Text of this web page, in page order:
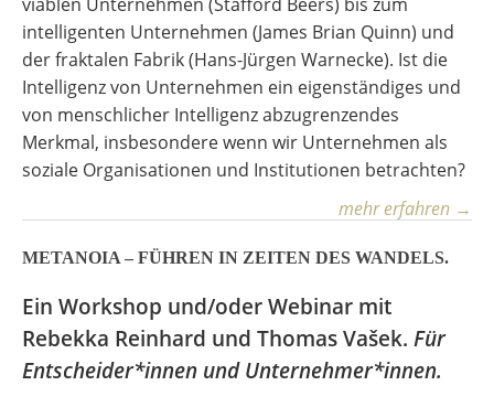
intelligenten Unternehmen (James Brian Quinn) und
der fraktalen Fabrik (Hans-Jürgen Warnecke). Ist die
Intelligenz von Unternehmen ein eigenständiges und
von menschlicher Intelligenz abzugrenzendes
Merkmal, insbesondere wenn wir Unternehmen als
soziale Organisationen und Institutionen betrachten?
mehr erfahren →
METANOIA – FÜHREN IN ZEITEN DES WANDELS.
Ein Workshop und/oder Webinar mit
Rebekka Reinhard und Thomas Vašek. Für
Entscheider*innen und Unternehmer*innen.